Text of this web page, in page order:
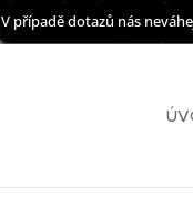
V případě dotazů nás